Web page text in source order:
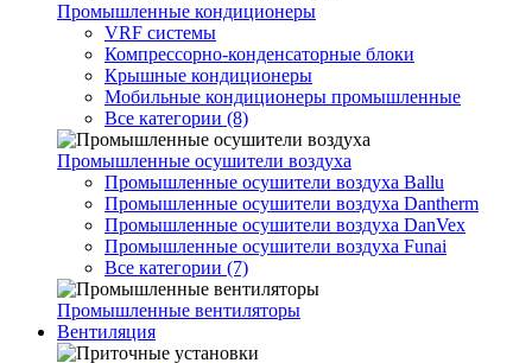
Промышленные кондиционеры
VRF системы
Компрессорно-конденсаторные блоки
Крышные кондиционеры
Мобильные кондиционеры промышленные
Все категории (8)
Промышленные осушители воздуха
Промышленные осушители воздуха Ballu
Промышленные осушители воздуха Dantherm
Промышленные осушители воздуха DanVex
Промышленные осушители воздуха Funai
Все категории (7)
Промышленные вентиляторы
Вентиляция